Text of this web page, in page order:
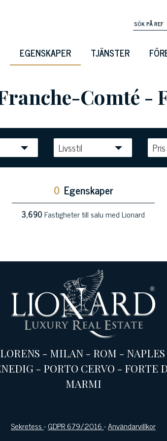
EGENSKAPER TJÄNSTER
Comté -
Livsstil Pris
0 Egenskaper
3,690Fastigheter till salu med Lionard
- MILAN - ROM - NAPLES
- PORTO CERVO - FORTE
MARMI
Sekretess-GDPR 679/2016-Användarvillkor